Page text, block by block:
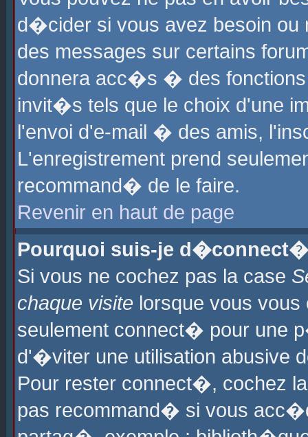
d�cider si vous avez besoin ou
des messages sur certains
donnera acc�s � des fonctions
invit�s tels que le choix d'une
l'envoi d'e-mail � des amis,
L'enregistrement prend
recommand� de le faire.
Revenir en haut de page
Pourquoi suis-je
Si vous ne cochez pas la case
chaque visite lorsque vous
seulement connect� pour une
d'�viter une utilisation abusive
Pour rester connect�, cochez
pas recommand� si vous